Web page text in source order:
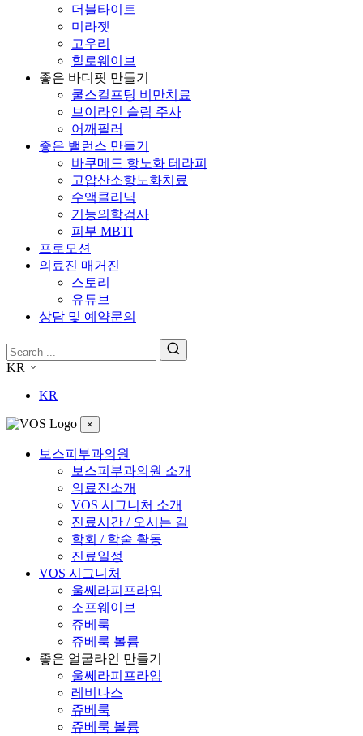
더블타이트
미라젯
고우리
힐로웨이브
좋은 바디핏 만들기
쿨스컬프팅 비만치료
브이라인 슬림 주사
어깨필러
좋은 밸런스 만들기
바쿠메드 항노화 테라피
고압산소항노화치료
수액클리닉
기능의학검사
피부 MBTI
프로모션
의료진 매거진
스토리
유튜브
상담 및 예약문의
KR
KR
×
보스피부과의원
보스피부과의원 소개
의료진소개
VOS 시그니처 소개
진료시간 / 오시는 길
학회 / 학술 활동
진료일정
VOS 시그니처
울쎄라피프라임
소프웨이브
쥬베룩
쥬베룩 볼륨
좋은 얼굴라인 만들기
울쎄라피프라임
레비나스
쥬베룩
쥬베룩 볼륨